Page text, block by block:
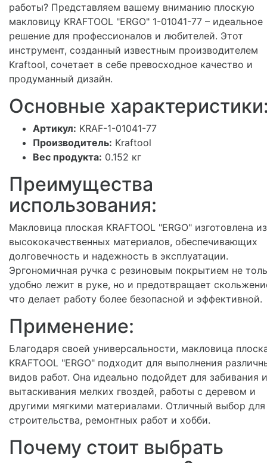
работы? Представляем вашему вниманию плоскую
макловицу KRAFTOOL "ERGO" 1-01041-77 – идеальное
решение для профессионалов и любителей. Этот
инструмент, созданный известным производителем
Kraftool, сочетает в себе превосходное качество и
продуманный дизайн.
Основные
Артикул: KRAF-1-01041-77
Производитель: Kraftool
Вес продукта: 0.152 кг
Преимущества
использования:
Макловица плоская KRAFTOOL "ERGO" изготовлена из
высококачественных материалов, обеспечивающих
долговечность и надежность в эксплуатации.
Эргономичная ручка с резиновым покрытием не
удобно лежит в руке, но и предотвращает
что делает работу более безопасной и эффективной.
Применение:
Благодаря своей универсальности, макловица
KRAFTOOL "ERGO" подходит для выполнения
видов работ. Она идеально подойдет для забивания и
вытаскивания мелких гвоздей, работы с деревом и
другими мягкими материалами. Отличный выбор для
строительства, ремонтных работ и хобби.
Почему стоит выбрать